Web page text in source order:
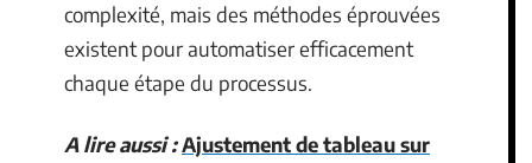
complexité, mais des méthodes éprouvées
existent pour automatiser efficacement
chaque étape du processus.
A lire aussi :Ajustement de tableau sur